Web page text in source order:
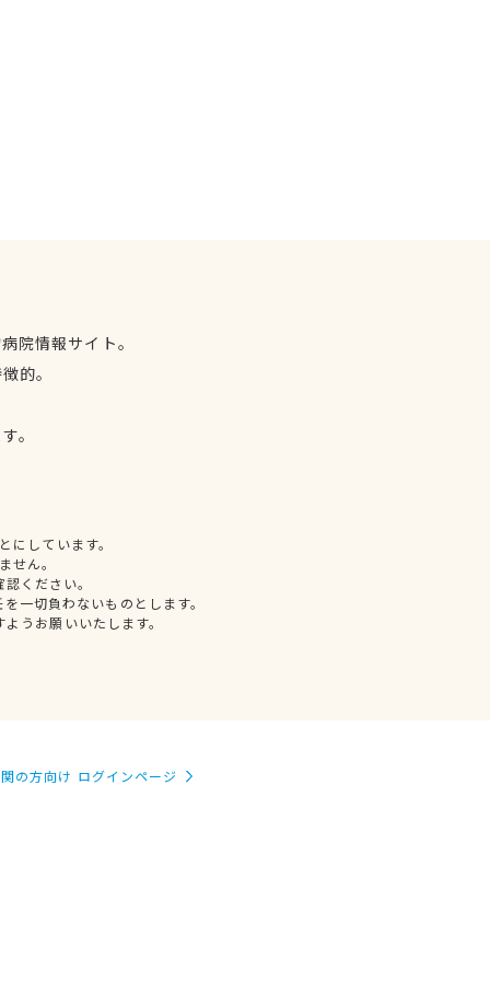
院情報サイト。
的。
。
しています。
せん。
ください。
一切負わないものとします。
うお願いいたします。
の方向け ログインページ